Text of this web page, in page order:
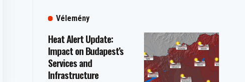
Vélemény
Heat Alert Update:
Impact on Budapest’s
Services and
Infrastructure